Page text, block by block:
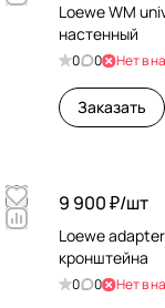
Loewe WM
настенный
0 0 Нет в
Заказать
9 900 ₽/шт
Loewe
кронштейна
0 0 Нет в